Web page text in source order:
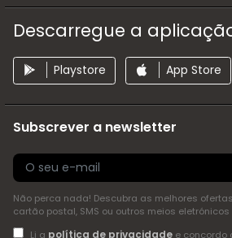
Descarregue a
Playstore App Store
Subscrever a newsletter
Não perca nada! Descubra as melhores
cartão postal, SMS ou outros meios eletrónicos
Li a política de privacidadee concordo